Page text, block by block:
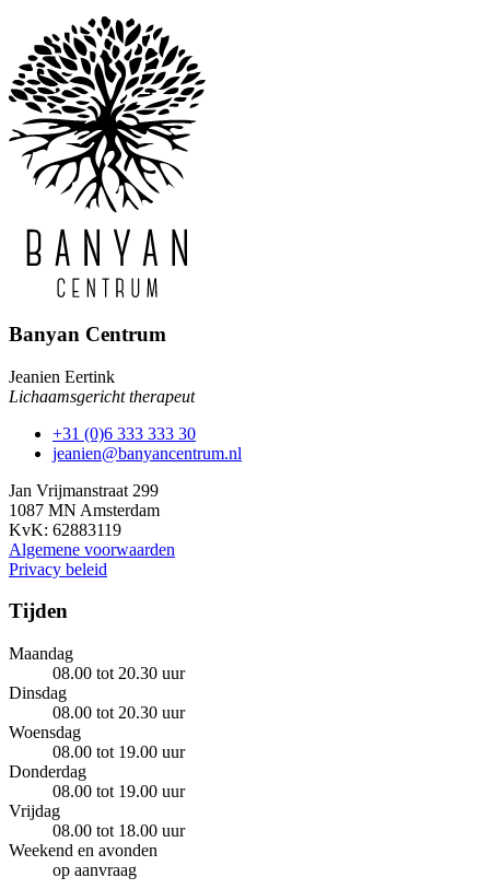
Banyan Centrum
Jeanien Eertink
Lichaamsgericht therapeut
+31 (0)6 333 333 30
jeanien@banyancentrum.nl
Jan Vrijmanstraat 299
1087 MN Amsterdam
KvK: 62883119
Algemene voorwaarden
Privacy beleid
Tijden
Maandag
08.00 tot 20.30 uur
Dinsdag
08.00 tot 20.30 uur
Woensdag
08.00 tot 19.00 uur
Donderdag
08.00 tot 19.00 uur
Vrijdag
08.00 tot 18.00 uur
Weekend en avonden
op aanvraag